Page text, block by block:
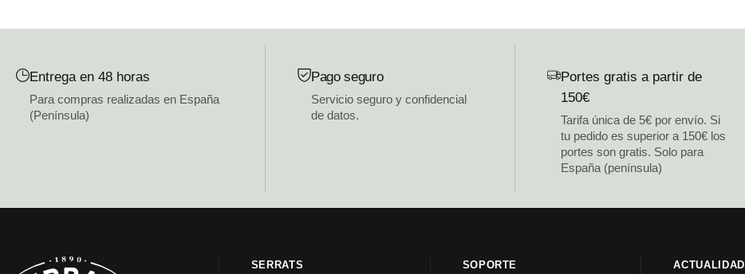
Entrega en 48 horas
Para compras realizadas en España
(Península)
Pago seguro
Servicio seguro y confidencial
de datos.
Portes gratis a partir de
150€
Tarifa única de 5€ por envío. Si
tu pedido es superior a 150€ los
portes son gratis. Solo para
España (península)
SERRATS SOPORTE ACTUALIDAD